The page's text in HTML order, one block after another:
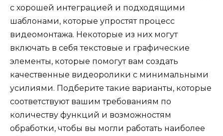
с хорошей интеграцией и подходящими
шаблонами, которые упростят процесс
видеомонтажа. Некоторые из них могут
включать в себя текстовые и графические
элементы, которые помогут вам создать
качественные видеоролики с минимальными
усилиями. Подберите такие варианты, которые
соответствуют вашим требованиям по
количеству функций и возможностям
обработки, чтобы вы могли работать наиболее